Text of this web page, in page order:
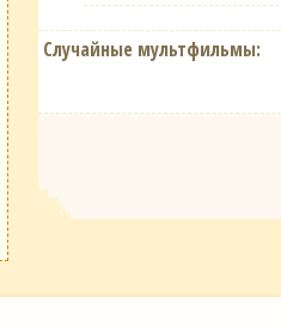
Случайные мультфильмы: